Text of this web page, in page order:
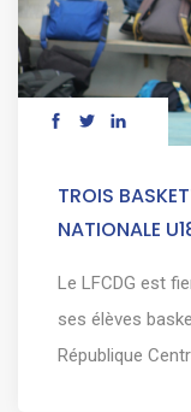
TROIS
NATIONALE
Le LFCDG est
ses élèves
République